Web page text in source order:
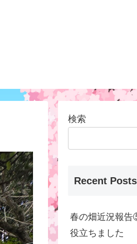
検索
Recent Posts
春の畑近況報
役立ちました